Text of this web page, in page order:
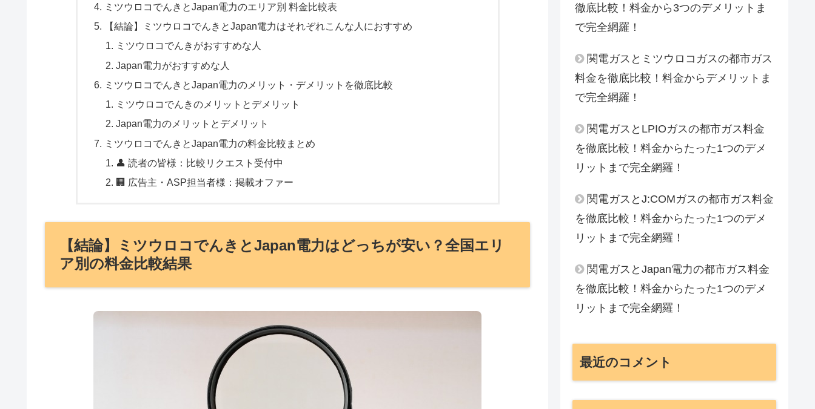
ミツウロコでんきとJapan電力のエリア別 料金比較表
【結論】ミツウロコでんきとJapan電力はそれぞれこんな人におすすめ
ミツウロコでんきがおすすめな人
Japan電力がおすすめな人
ミツウロコでんきとJapan電力のメリット・デメリットを徹底比較
ミツウロコでんきのメリットとデメリット
Japan電力のメリットとデメリット
ミツウロコでんきとJapan電力の料金比較まとめ
👤 読者の皆様：比較リクエスト受付中
🏢 広告主・ASP担当者様：掲載オファー
【結論】ミツウロコでんきとJapan電力はどっちが安い？全国エリ
ア別の料金比較結果
徹底比較！料金から3つのデメリットま
で完全網羅！
関電ガスとミツウロコガスの都市ガス
料金を徹底比較！料金からデメリットま
で完全網羅！
関電ガスとLPIOガスの都市ガス料金
を徹底比較！料金からたった1つのデメ
リットまで完全網羅！
関電ガスとJ:COMガスの都市ガス料金
を徹底比較！料金からたった1つのデメ
リットまで完全網羅！
関電ガスとJapan電力の都市ガス料金
を徹底比較！料金からたった1つのデメ
リットまで完全網羅！
最近のコメント